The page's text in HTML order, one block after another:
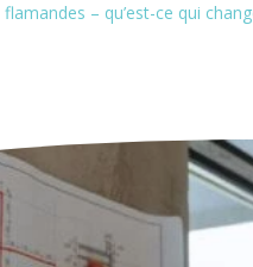
– qu’est-ce qui